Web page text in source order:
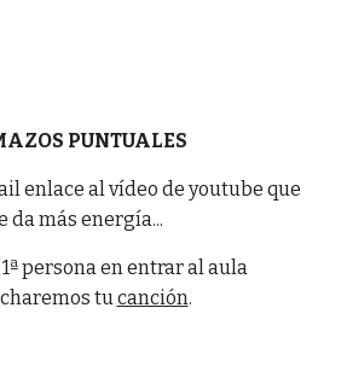
PUNTUALES
enlace al vídeo de youtube que
da más energía...
persona en entrar al aula
tucanción.